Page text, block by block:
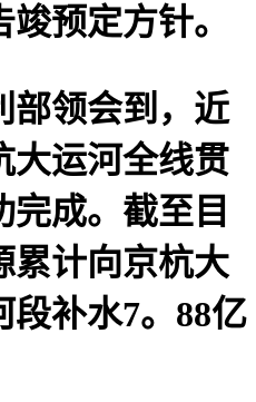
预定方针。
领会到，近
大运河全线贯
成。截至目
累计向京杭大
段补水7。88亿